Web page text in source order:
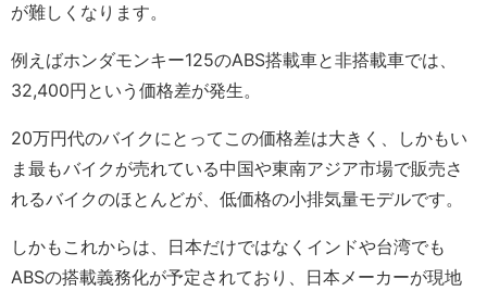
が難しくなります。
例えばホンダモンキー125のABS搭載車と非搭載車では、
32,400円という価格差が発生。
20万円代のバイクにとってこの価格差は大きく、しかもい
ま最もバイクが売れている中国や東南アジア市場で販売さ
れるバイクのほとんどが、低価格の小排気量モデルです。
しかもこれからは、日本だけではなくインドや台湾でも
ABSの搭載義務化が予定されており、日本メーカーが現地